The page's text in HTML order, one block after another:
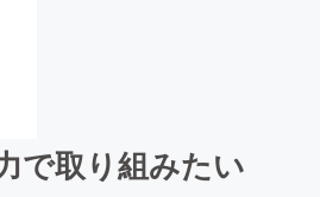
で取り組みたい